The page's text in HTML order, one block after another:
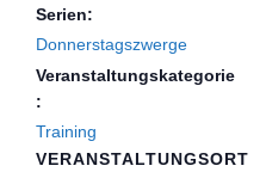
Serien:
Donnerstagszwerge
Veranstaltungskategorie
:
Training
VERANSTALTUNGSORT